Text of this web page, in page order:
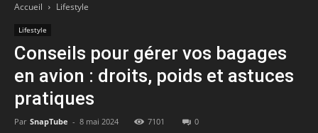
Accueil Lifestyle
Lifestyle
Conseils pour gérer vos bagages
en avion : droits, poids et astuces
pratiques
Par SnapTube - 8 mai 2024 7101 0